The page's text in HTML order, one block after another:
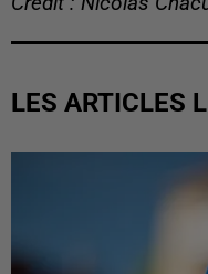
LES ARTICLES